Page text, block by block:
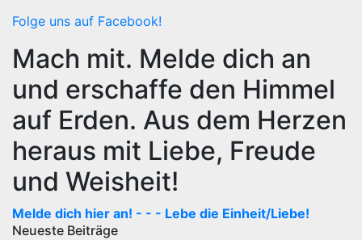
Folge uns auf Facebook!
Mach mit. Melde dich an
und erschaffe den Himmel
auf Erden. Aus dem Herzen
heraus mit Liebe, Freude
und Weisheit!
Melde dich hier an! - - - Lebe die Einheit/Liebe!
Neueste Beiträge